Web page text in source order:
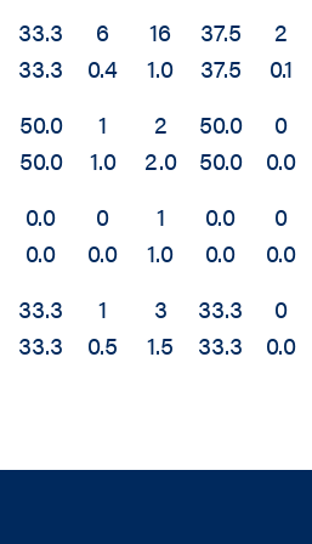
33.3
33.3
6
0.4
16
1.0
37.5
37.5
2
0.1
50.0
50.0
1
1.0
2
2.0
50.0
50.0
0
0.0
0.0
0.0
0
0.0
1
1.0
0.0
0.0
0
0.0
33.3
33.3
1
0.5
3
1.5
33.3
33.3
0
0.0